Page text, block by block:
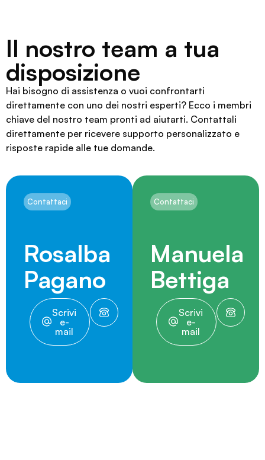
Il nostro team a tua
disposizione
Hai bisogno di assistenza o vuoi confrontarti
direttamente con uno dei nostri esperti? Ecco i membri
chiave del nostro team pronti ad aiutarti. Contattali
direttamente per ricevere supporto personalizzato e
risposte rapide alle tue domande.
Contattaci
Rosalba
Pagano
Scrivi
e-
mail
Contattaci
Manuela
Bettiga
Scrivi
e-
mail